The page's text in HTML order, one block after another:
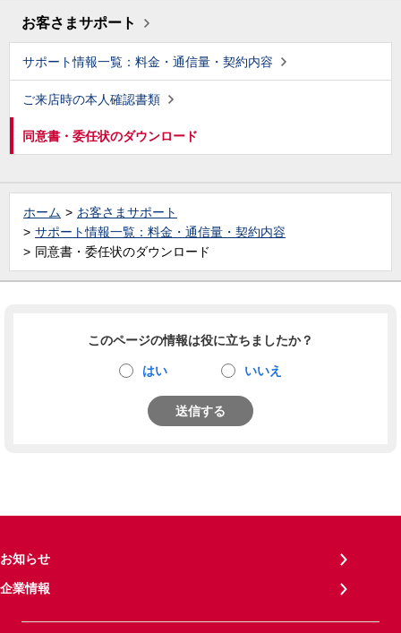
お客さまサポート
サポート情報一覧：料金・通信量・契約内容
ご来店時の本人確認書類
同意書・委任状のダウンロード
ホーム
お客さまサポート
サポート情報一覧：料金・通信量・契約内容
同意書・委任状のダウンロード
このページの情報は役に立ちましたか？
はい いいえ
送信する
お知らせ
企業情報